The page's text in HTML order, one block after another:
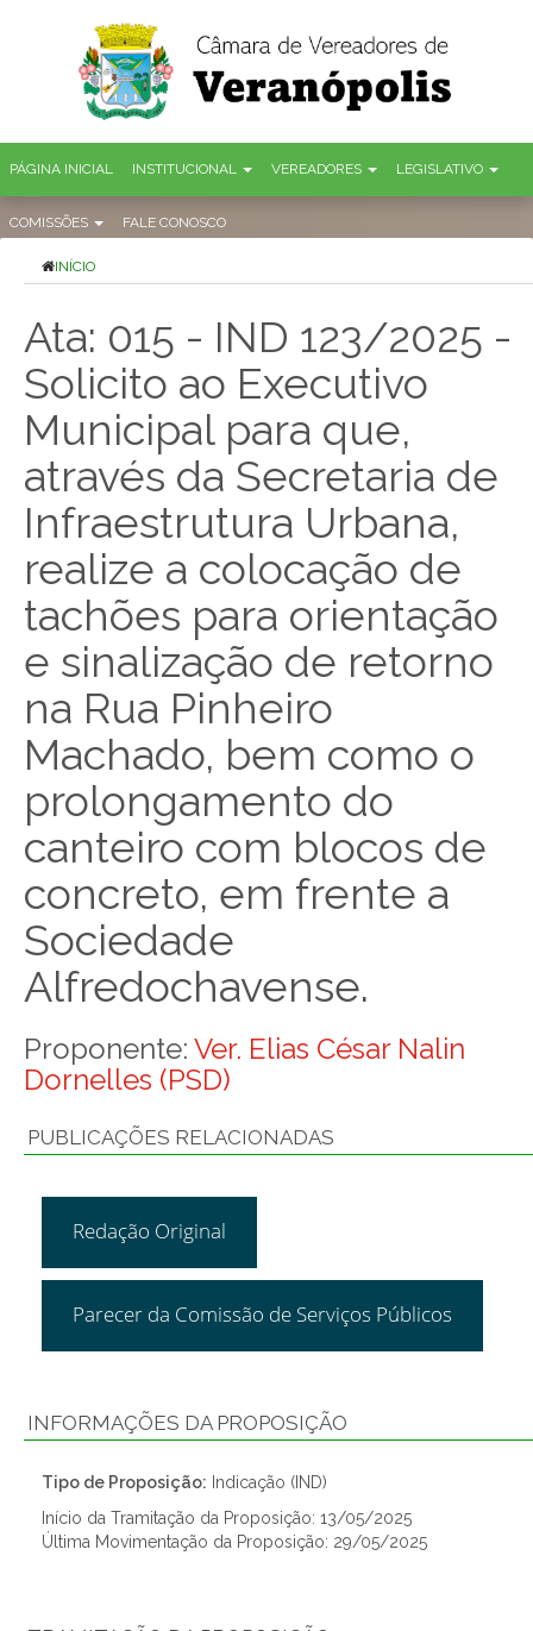
PÁGINA INICIAL INSTITUCIONAL VEREADORES LEGISLATIVO
COMISSÕES FALE CONOSCO
INÍCIO
Ata: 015 - IND 123/2025 -
Solicito ao Executivo
Municipal para que,
através da Secretaria de
Infraestrutura Urbana,
realize a colocação de
tachões para orientação
e sinalização de retorno
na Rua Pinheiro
Machado, bem como o
prolongamento do
canteiro com blocos de
concreto, em frente a
Sociedade
Alfredochavense.
Proponente: Ver. Elias César Nalin
Dornelles (PSD)
PUBLICAÇÕES RELACIONADAS
Redação Original
Parecer da Comissão de Serviços Públicos
INFORMAÇÕES DA PROPOSIÇÃO
Tipo de Proposição: Indicação (IND)
Início da Tramitação da Proposição: 13/05/2025
Última Movimentação da Proposição: 29/05/2025